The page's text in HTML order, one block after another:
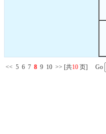
<< 5 6 7 8 9 10 >> [共10 页] Go